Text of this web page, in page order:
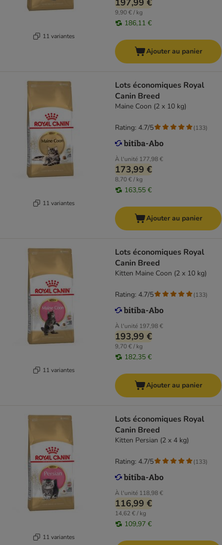
11 variantes
197,99 €
9,90 € / kg
186,11 €
Ajouter au panier
11 variantes
Lots économiques Royal
Canin Breed
Maine Coon (2 x 10 kg)
À l'unité 177,98 €
173,99 €
8,70 € / kg
163,55 €
Rating: 4.7/5 (133)
Ajouter au panier
11 variantes
Lots économiques Royal
Canin Breed
Kitten Maine Coon (2 x 10 kg)
À l'unité 197,98 €
193,99 €
9,70 € / kg
182,35 €
Rating: 4.7/5 (133)
Ajouter au panier
11 variantes
Lots économiques Royal
Canin Breed
Kitten Persian (2 x 4 kg)
À l'unité 118,98 €
116,99 €
14,62 € / kg
109,97 €
Rating: 4.7/5 (133)